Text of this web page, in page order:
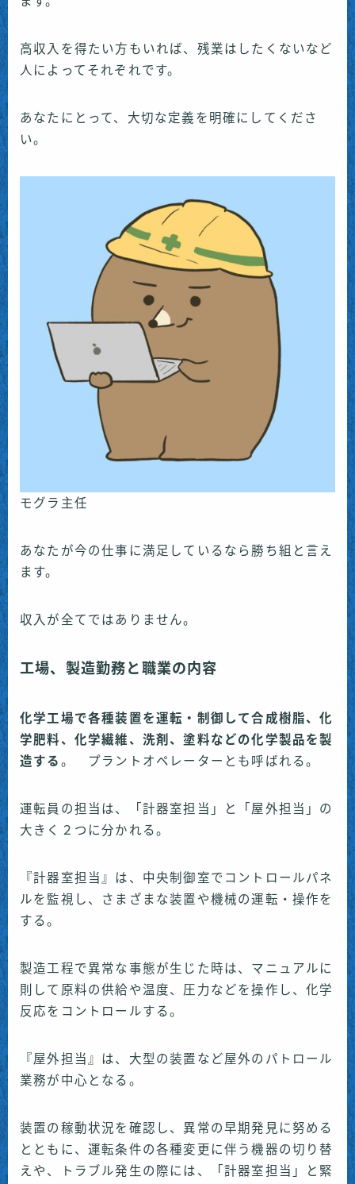
高収入を得たい方もいれば、残業はしたくないなど
人によってそれぞれです。
あなたにとって、大切な定義を明確にしてくださ
い。
モグラ主任
あなたが今の仕事に満足しているなら勝ち組と言え
ます。
収入が全てではありません。
工場、製造勤務と職業の内容
化学工場で各種装置を運転・制御して合成樹脂、化
学肥料、化学繊維、洗剤、塗料などの化学製品を製
造する 。 プラントオペレーターとも呼ばれる。
運転員の担当は、「計器室担当」と「屋外担当」の
大きく２つに分かれる。
『計器室担当』は、中央制御室でコントロールパネ
ルを監視し、さまざまな装置や機械の運転・操作を
する。
製造工程で異常な事態が生じた時は、マニュアルに
則して原料の供給や温度、圧力などを操作し、化学
反応をコントロールする。
『屋外担当』は、大型の装置など屋外のパトロール
業務が中心となる。
装置の稼動状況を確認し、異常の早期発見に努める
とともに、運転条件の各種変更に伴う機器の切り替
えや、トラブル発生の際には、「計器室担当」と緊